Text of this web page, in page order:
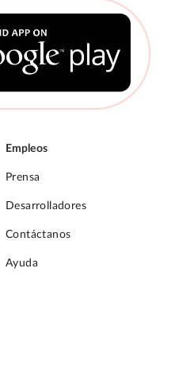
Empleos
Prensa
Desarrolladores
Contáctanos
Ayuda